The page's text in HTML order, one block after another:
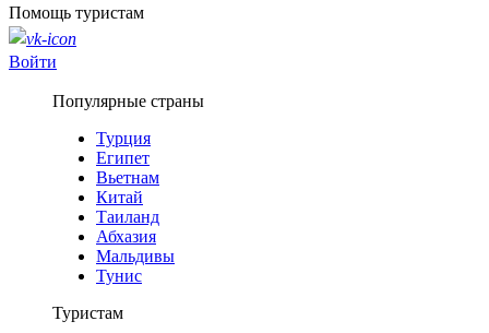
Помощь туристам
Войти
Популярные страны
Турция
Египет
Вьетнам
Китай
Таиланд
Абхазия
Мальдивы
Тунис
Туристам